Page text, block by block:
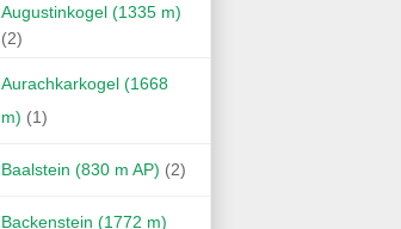
Augustinkogel (1335 m)
(2)
Aurachkarkogel (1668
m) (1)
Baalstein (830 m AP) (2)
Backenstein (1772 m)